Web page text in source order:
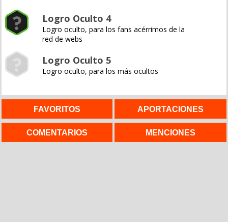
Logro Oculto 4
Logro oculto, para los fans acérrimos de la
red de webs
Logro Oculto 5
Logro oculto, para los más ocultos
FAVORITOS APORTACIONES
COMENTARIOS MENCIONES